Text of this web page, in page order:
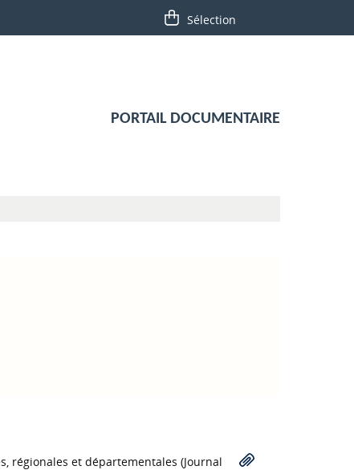
PORTAIL DOCUMENTAIRE
régionales et départementales (Journal